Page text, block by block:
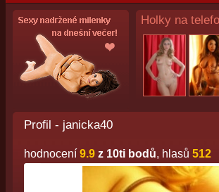
Holky na
Profil - janicka40
hodnocení9.9z 10ti bodů, hlasů 512